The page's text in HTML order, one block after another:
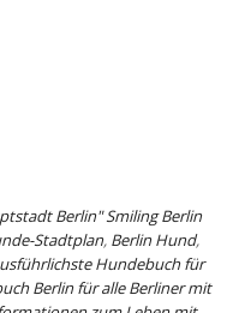
Berlin" Smiling Berlin
Stadtplan, Berlin Hund,
Hundebuch für
Berlin für alle Berliner mit